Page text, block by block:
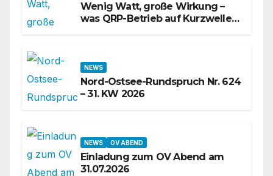
Wenig Watt, große Wirkung –
was QRP-Betrieb auf Kurzwelle
NEWS
Nord-Ostsee-Rundspruch Nr. 624
– 31. KW 2026
NEWS OV ABEND
Einladung zum OV Abend am
31.07.2026